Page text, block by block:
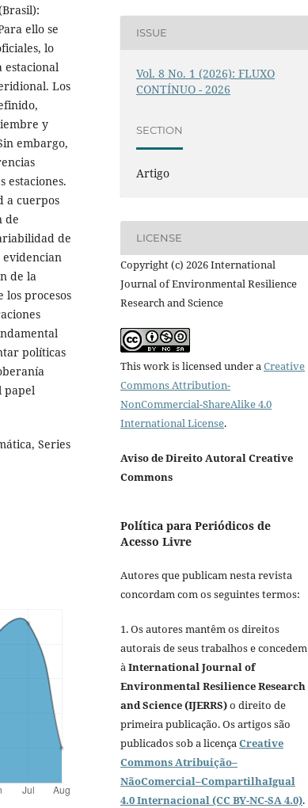
ello se
lo
Los
y
embargo,
estaciones.
a cuerpos
de
de
evidencian
de la
procesos
políticas
papel
Series
ISSUE
Vol. 8 No. 1 (2026): FLUXO
CONTÍNUO - 2026
SECTION
Artigo
LICENSE
Copyright (c) 2026 International
Journal of Environmental Resilience
Research and Science
This work is licensed under aCreative
Commons Attribution-
NonCommercial-ShareAlike 4.0
International License.
Aviso de Direito Autoral Creative
Commons
Política para Periódicos de
Acesso Livre
Autores que publicam nesta revista
concordam com os seguintes termos:
1. Os autores mantêm os direitos
autorais de seus trabalhos e concedem
àInternational Journal of
Environmental Resilience Research
and Science (IJERRS)o direito de
primeira publicação. Os artigos são
publicados sob a licençaCreative
Commons Atribuição–
NãoComercial–CompartilhaIgual
4.0 Internacional (CC BY-NC-SA 4.0).